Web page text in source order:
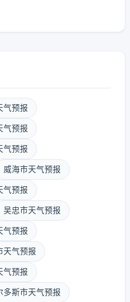
气预报
气预报
气预报
威海市天气预报
气预报
吴忠市天气预报
气预报
天气预报
气预报
多斯市天气预报